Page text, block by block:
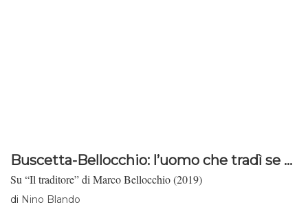
Buscetta-Bellocchio: l’uomo che tradì se ...
Su “Il traditore” di Marco Bellocchio (2019)
di Nino Blando